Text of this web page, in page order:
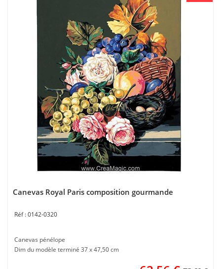
Canevas Royal Paris composition gourmande
0142-0320
Canevas pénélope
Dim du modèle terminé 37 x 47,50 cm